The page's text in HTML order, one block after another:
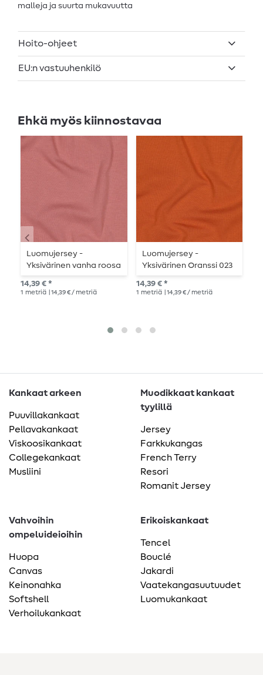
malleja ja suurta mukavuutta
Hoito-ohjeet
EU:n vastuuhenkilö
Ehkä myös kiinnostavaa
Luomujersey -
Yksivärinen vanha roosa
010
14,39 € *
1 metriä | 14,39 € / metriä
Luomujersey -
Yksivärinen Oranssi 023
14,39 € *
1 metriä | 14,39 € / metriä
Kankaat arkeen
Puuvillakankaat
Pellavakankaat
Viskoosikankaat
Collegekankaat
Musliini
Muodikkaat kankaat
tyylillä
Jersey
Farkkukangas
French Terry
Resori
Romanit Jersey
Vahvoihin
ompeluideioihin
Huopa
Canvas
Keinonahka
Softshell
Verhoilukankaat
Erikoiskankaat
Tencel
Bouclé
Jakardi
Vaatekangasuutuudet
Luomukankaat